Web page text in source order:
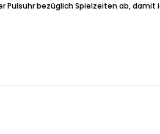
bezüglich Spielzeiten ab, damit